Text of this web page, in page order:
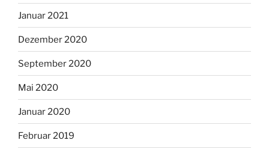
Januar 2021
Dezember 2020
September 2020
Mai 2020
Januar 2020
Februar 2019